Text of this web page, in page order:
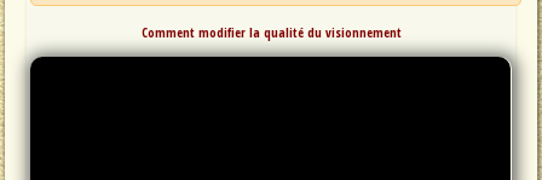
Comment modifier la qualité du visionnement